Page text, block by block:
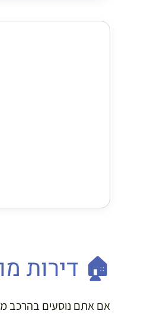
🏠 דירות
אם אתם נוסעים בהרכב